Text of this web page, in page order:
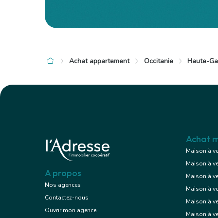
à 4 km de Launaguet
311 000 € Appartement
Voir le bien
à 4 km de
199
Achat appartement Occitanie Haute-
A propos
Nos agences
Contactez-nous
Ouvrir mon agence
Achat
Maison à
Maison à
Maison à
Maison à
Maison à
Maison à